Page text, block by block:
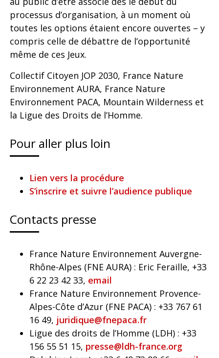
processus d’organisation, à un moment où
toutes les options étaient encore ouvertes – y
compris celle de débattre de l’opportunité
même de ces Jeux.
Collectif Citoyen JOP 2030, France Nature
Environnement AURA, France Nature
Environnement PACA, Mountain Wilderness et
la Ligue des Droits de l’Homme.
Pour aller plus loin
Lien vers la procédure
S’inscrire et suivre l’audience publique
Contacts presse
France Nature Environnement Auvergne-
Rhône-Alpes (FNE AURA) : Eric Feraille, +33
6 22 23 42 33, email
France Nature Environnement Provence-
Alpes-Côte d’Azur (FNE PACA) : +33 767 61
16 49, juridique@fnepaca.fr
Ligue des droits de l’Homme (LDH) : +33
156 55 51 15, presse@ldh-france.org